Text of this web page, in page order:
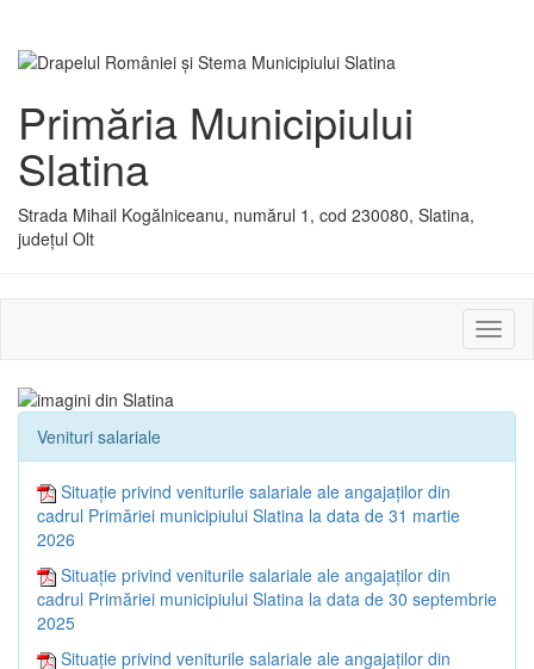
Primăria Municipiului
Slatina
Strada Mihail Kogălniceanu, numărul 1, cod 230080, Slatina,
județul Olt
sau
Venituri salariale
Situație privind veniturile salariale ale angajaților din
cadrul Primăriei municipiului Slatina la data de 31 martie
2026
Situație privind veniturile salariale ale angajaților din
cadrul Primăriei municipiului Slatina la data de 30 septembrie
2025
Situație privind veniturile salariale ale angajaților din